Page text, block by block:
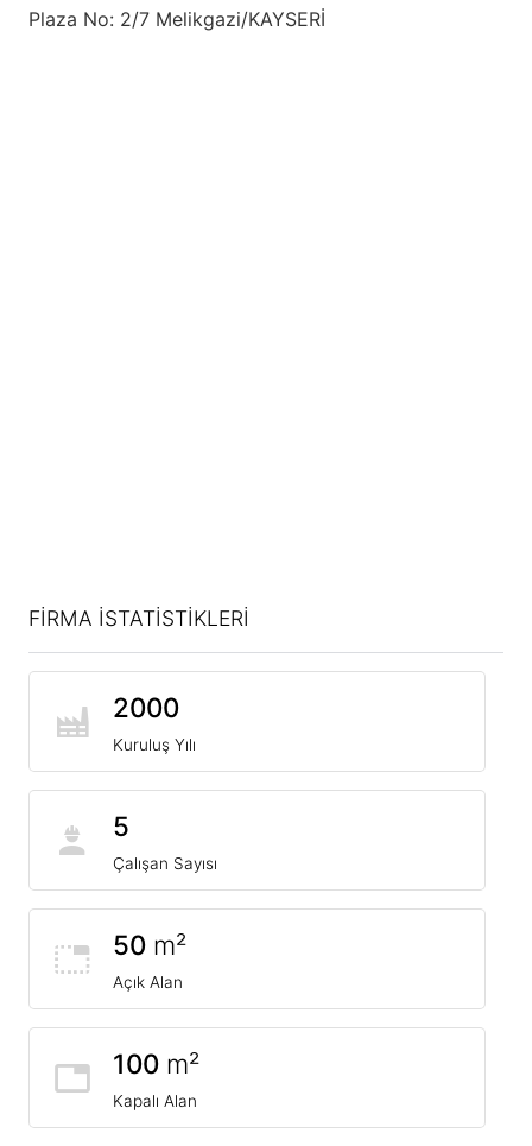
Plaza No: 2/7 Melikgazi/KAYSERİ
FİRMA İSTATİSTİKLERİ
2000
Kuruluş Yılı
5
Çalışan Sayısı
50 m²
Açık Alan
100 m²
Kapalı Alan